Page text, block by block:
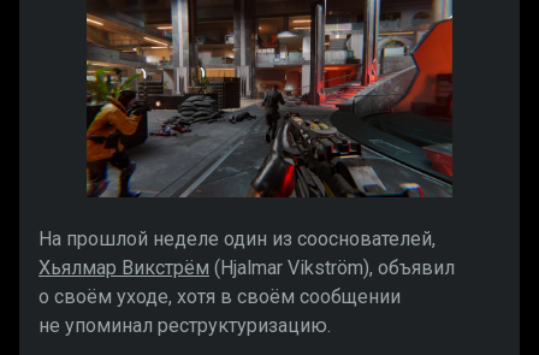
На прошлой неделе один из сооснователей,
Хьялмар Викстрём (Hjalmar Vikström), объявил
о своём уходе, хотя в своём сообщении
не упоминал реструктуризацию.